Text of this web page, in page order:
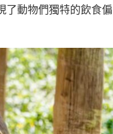
了動物們獨特的飲食偏